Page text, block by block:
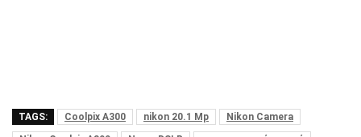
TAGS: Coolpix A300 nikon 20.1 Mp
Nikon Camera